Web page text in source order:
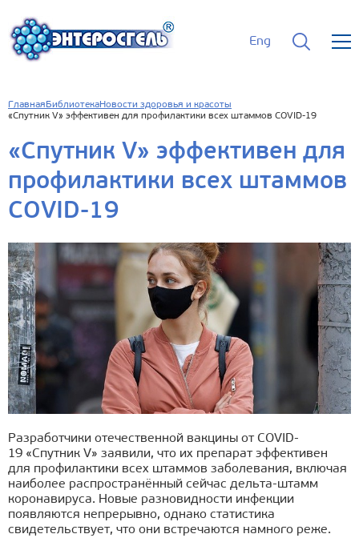
Eng
Главная БиблиотекаНовости здоровья и красоты
«Спутник V» эффективен для профилактики всех штаммов COVID-19
«Спутник V» эффективен для
профилактики всех штаммов
COVID-19
Разработчики отечественной вакцины от COVID-
19 «Спутник V» заявили, что их препарат эффективен
для профилактики всех штаммов заболевания, включая
наиболее распространённый сейчас дельта-штамм
коронавируса. Новые разновидности инфекции
появляются непрерывно, однако статистика
свидетельствует, что они встречаются намного реже.